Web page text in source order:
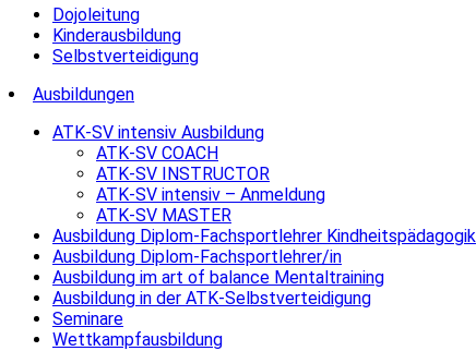
Dojoleitung
Kinderausbildung
Selbstverteidigung
Ausbildungen
ATK-SV intensiv Ausbildung
ATK-SV COACH
ATK-SV INSTRUCTOR
ATK-SV intensiv – Anmeldung
ATK-SV MASTER
Ausbildung Diplom-Fachsportlehrer Kindheitspädagogik
Ausbildung Diplom-Fachsportlehrer/in
Ausbildung im art of balance Mentaltraining
Ausbildung in der ATK-Selbstverteidigung
Seminare
Wettkampfausbildung